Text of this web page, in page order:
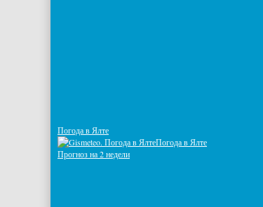
Погода в Ялте
Погода в Ялте
Прогноз на 2 недели